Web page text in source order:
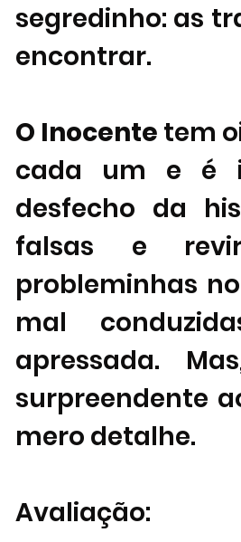
segredinho: as
encontrar.
O Inocente tem
cada um e é
desfecho da
falsas e
probleminhas
mal
apressada.
surpreendente
mero detalhe.
Avaliação: